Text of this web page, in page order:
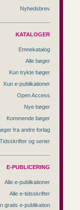
Nyhedsbrev
KATALOGER
Emnekatalog
Alle bøger
Kun trykte bøger
Kun e-publikationer
Open Access
Nye bøger
Kommende bøger
fra andre forlag
Tidsskrifter og serier
E-PUBLICERING
Alle e-publikationer
Alle e-tidsskrifter
gratis e-publikation